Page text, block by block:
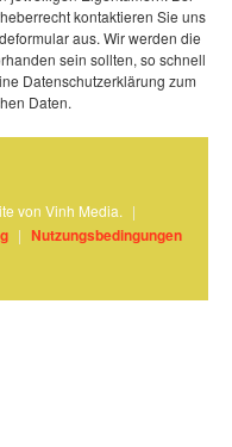
kontaktieren Sie uns
aus. Wir werden die
sein sollten, so schnell
Datenschutzerklärung zum
Daten.
von Vinh Media. |
| Nutzungsbedingungen